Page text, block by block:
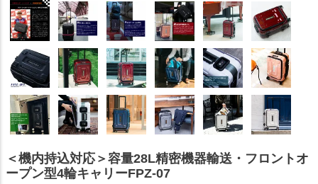
＜機内持込対応＞容量28L精密機器輸送・フロントオ
ープン型4輪キャリーFPZ-07